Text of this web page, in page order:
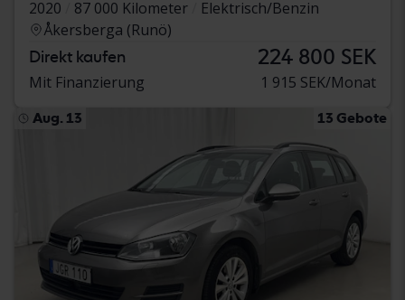
2020
87 000 Kilometer
Elektrisch/Benzin
Åkersberga (Runö)
Direkt kaufen 224 800 SEK
Mit Finanzierung 1 915 SEK/Monat
Aug. 13 13 Gebote